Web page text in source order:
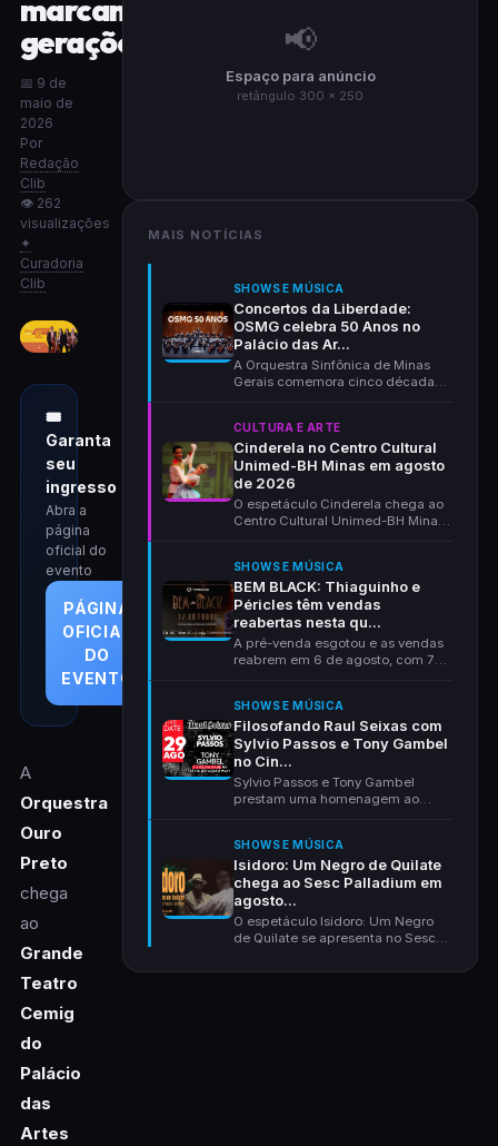
marcam
gerações
📅 9 de
maio de
2026
Por
Redação
Clib
👁 262
visualizações
✦
Curadoria
Clib
🎟
Garanta
seu
ingresso
Abra a
página
oficial do
evento
PÁGINA
OFICIAL
DO
EVENTO
A
Orquestra
Ouro
Preto
chega
ao
Grande
Teatro
Cemig
do
Palácio
das
Artes
📢
Espaço para anúncio
retângulo 300 × 250
MAIS NOTÍCIAS
SHOWS E MÚSICA
Concertos da Liberdade:
OSMG celebra 50 Anos no
Palácio das Ar...
A Orquestra Sinfônica de Minas
Gerais comemora cinco décadas
CULTURA E ARTE
Cinderela no Centro Cultural
Unimed-BH Minas em agosto
de 2026
O espetáculo Cinderela chega ao
Centro Cultural Unimed-BH Minas,
SHOWS E MÚSICA
BEM BLACK: Thiaguinho e
Péricles têm vendas
reabertas nesta qu...
A pré-venda esgotou e as vendas
reabrem em 6 de agosto, com 72
SHOWS E MÚSICA
Filosofando Raul Seixas com
Sylvio Passos e Tony Gambel
no Cin...
Sylvio Passos e Tony Gambel
prestam uma homenagem ao
SHOWS E MÚSICA
Isidoro: Um Negro de Quilate
chega ao Sesc Palladium em
agosto...
O espetáculo Isidoro: Um Negro
de Quilate se apresenta no Sesc